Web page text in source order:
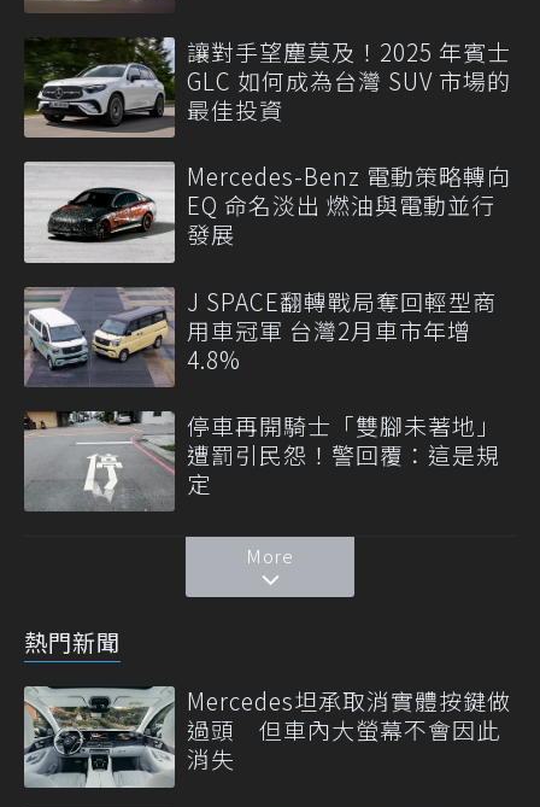
讓對手望塵莫及！2025 年賓士
GLC 如何成為台灣 SUV 市場的
最佳投資
Mercedes-Benz 電動策略轉向
EQ 命名淡出 燃油與電動並行
發展
J SPACE翻轉戰局奪回輕型商
用車冠軍 台灣2月車市年增
4.8%
停車再開騎士「雙腳未著地」
遭罰引民怨！警回覆：這是規
定
More
熱門新聞
Mercedes坦承取消實體按鍵做
過頭 但車內大螢幕不會因此
消失